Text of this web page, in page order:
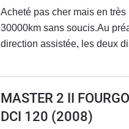
Acheté pas cher mais en
30000km sans soucis.Au
direction assistée, les deux
pas très bruyant aux
remorque, donc 110km/h sur
gênant.Je suis vraiment très
MASTER 2 II
DCI 120 (2008)